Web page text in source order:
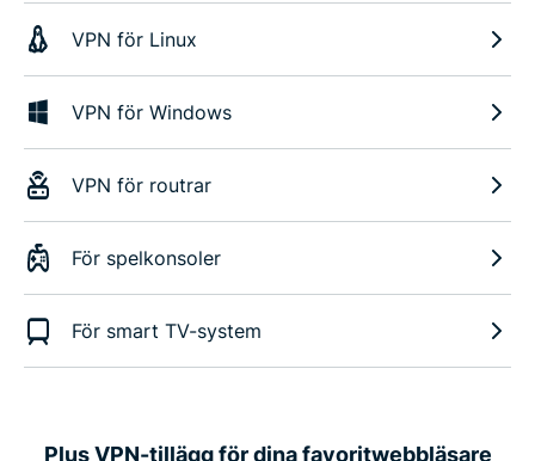
VPN för Linux
VPN för Windows
VPN för routrar
För spelkonsoler
För smart TV-system
Plus VPN-tillägg för dina favoritwebbläsare